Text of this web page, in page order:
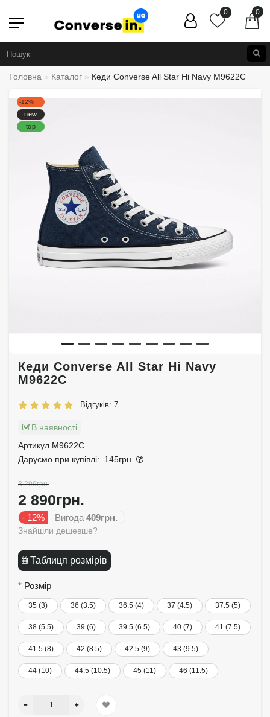
0
0
Головна Каталог Кеди Converse All Star Hi Navy M9622C
-12%
new
top
Кеди Converse All Star Hi Navy
M9622C
Відгуків: 7
В наявності
Артикул M9622C
Даруємо при купівлі: 145грн.
3 299грн.
2 890грн.
- 12% Вигода 409грн.
Знайшли дешевше?
Таблиця розмірів
Розмір
35 (3) 36 (3.5) 36.5 (4) 37 (4.5) 37.5 (5)
38 (5.5) 39 (6) 39.5 (6.5) 40 (7) 41 (7.5)
41.5 (8) 42 (8.5) 42.5 (9) 43 (9.5)
44 (10) 44.5 (10.5) 45 (11) 46 (11.5)